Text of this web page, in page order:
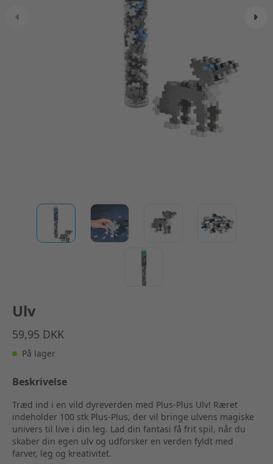
Ulv
59,95 DKK
På lager
Beskrivelse
Træd ind i en vild dyreverden med Plus-Plus Ulv! Ræret
indeholder 100 stk Plus-Plus, der vil bringe ulvens magiske
univers til live i din leg. Lad din fantasi få frit spil, når du
skaber din egen ulv og udforsker en verden fyldt med
farver, leg og kreativitet.